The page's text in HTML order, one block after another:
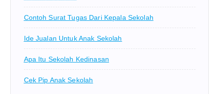
Contoh Surat Tugas Dari Kepala Sekolah
Ide Jualan Untuk Anak Sekolah
Apa Itu Sekolah Kedinasan
Cek Pip Anak Sekolah